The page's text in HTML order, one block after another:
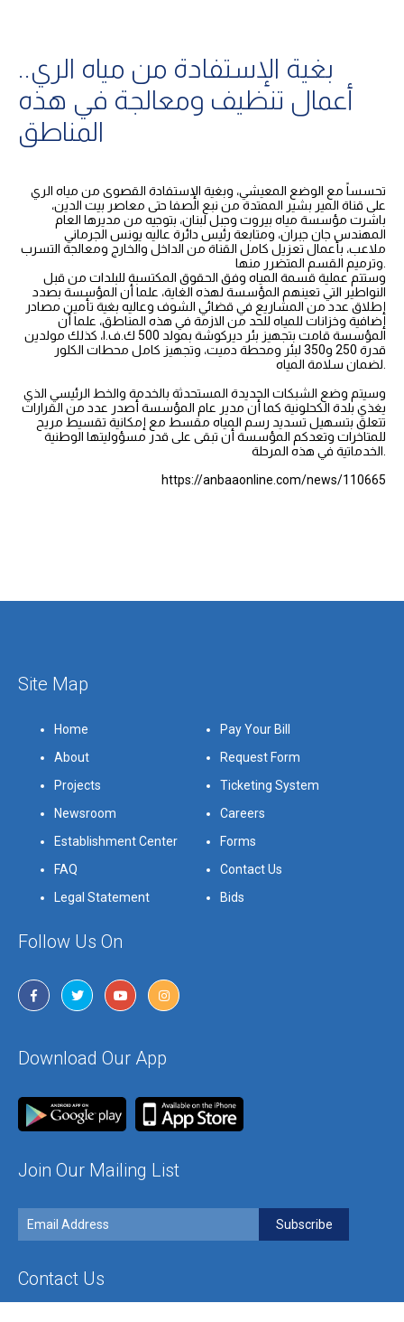
بغية الإستفادة من مياه الري..
أعمال تنظيف ومعالجة في هذه
المناطق
تحسساً مع الوضع المعيشي، وبغية الإستفادة القصوى من مياه الري
على قناة المير بشير الممتدة من نبع الصفا حتى معاصر بيت الدين،
باشرت مؤسسة مياه بيروت وجبل لبنان، بتوجيه من مديرها العام
المهندس جان جبران، ومتابعة رئيس دائرة عاليه يونس الجرماني
ملاعب، بأعمال تعزيل كامل القناة من الداخل والخارج ومعالجة التسرب
وترميم القسم المتضرر منها.
وستتم عملية قسمة المياه وفق الحقوق المكتسبة للبلدات من قبل
النواطير التي تعينهم المؤسسة لهذه الغاية، علما أن المؤسسة بصدد
إطلاق عدد من المشاريع في قضائي الشوف وعاليه بغية تأمين مصادر
إضافية وخزانات للمياه للحد من الازمة في هذه المناطق، علما أن
المؤسسة قامت بتجهيز بئر ديركوشة بمولد 500 ك.ف.ا، كذلك مولدين
قدرة 250 و350 لبئر ومحطة دميت، وتجهيز كامل محطات الكلور
لضمان سلامة المياه.
وسيتم وضع الشبكات الجديدة المستحدثة بالخدمة والخط الرئيسي الذي
يغذي بلدة الكحلونية كما أن مدير عام المؤسسة أصدر عدد من القرارات
تتعلق بتسهيل تسديد رسم المياه مقسط مع إمكانية تقسيط مريح
للمتاخرات وتعدكم المؤسسة أن تبقى على قدر مسؤوليتها الوطنية
الخدماتية في هذه المرحلة.
https://anbaaonline.com/news/110665
Site Map
Home
Pay Your Bill
About
Request Form
Projects
Ticketing System
Newsroom
Careers
Establishment Center
Forms
FAQ
Contact Us
Legal Statement
Bids
Follow Us On
Download Our App
Join Our Mailing List
Contact Us